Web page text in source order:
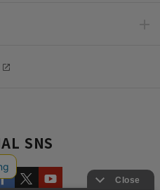
SNS